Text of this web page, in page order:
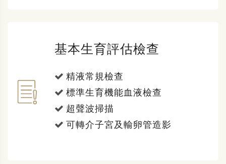
基本生育評估檢查
精液常規檢查
標準生育機能血液檢查
超聲波掃描
可轉介子宮及輸卵管造影